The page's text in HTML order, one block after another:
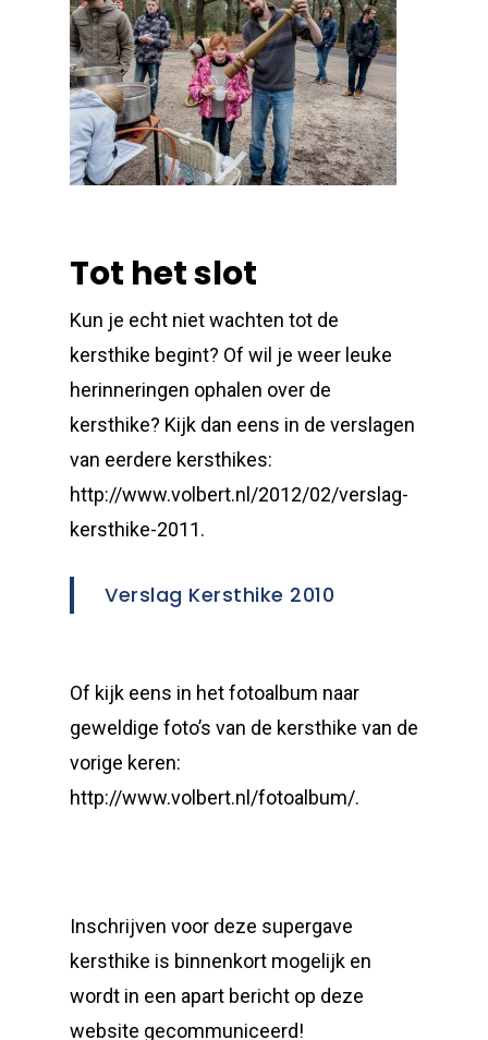
Tot het slot
Kun je echt niet wachten tot de
kersthike begint? Of wil je weer leuke
herinneringen ophalen over de
kersthike? Kijk dan eens in de verslagen
van eerdere kersthikes:
http://www.volbert.nl/2012/02/verslag-
kersthike-2011.
Verslag Kersthike 2010
Of kijk eens in het fotoalbum naar
geweldige foto’s van de kersthike van de
vorige keren:
http://www.volbert.nl/fotoalbum/.
Inschrijven voor deze supergave
kersthike is binnenkort mogelijk en
wordt in een apart bericht op deze
website gecommuniceerd!